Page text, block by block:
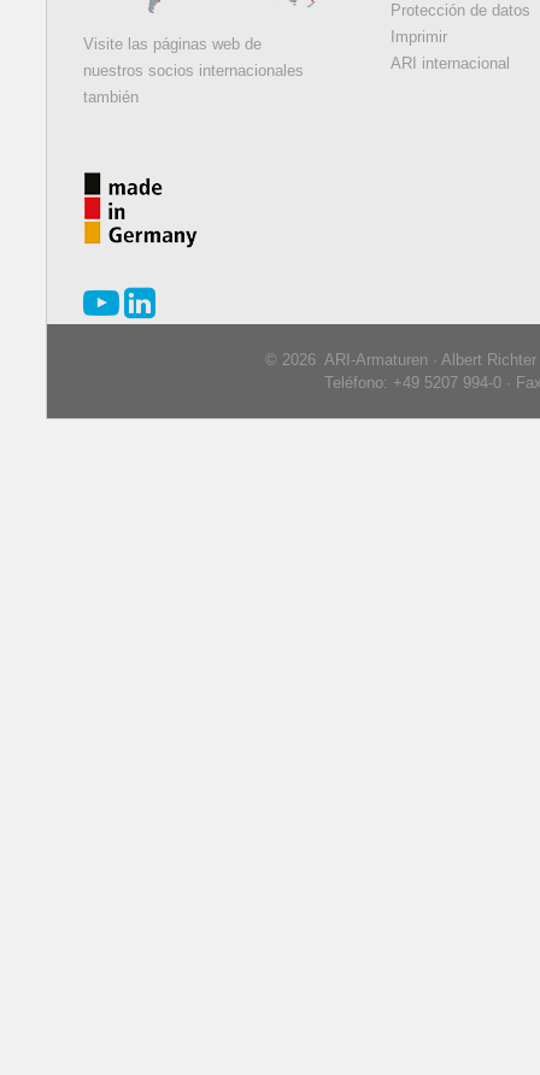
Visite las páginas web de
nuestros socios internacionales
también
Protección de datos
Imprimir
ARI internacional
© 2026 ARI-Armaturen · Albert
Teléfono: +49 5207 994-0 ·